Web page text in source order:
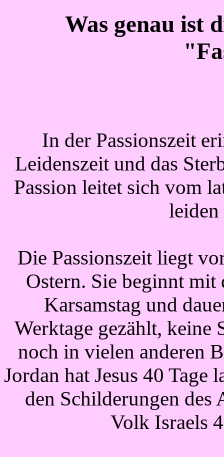
Was genau ist
In der Passionszeit
Leidenszeit und das
Passion leitet sich vom
Die Passionszeit liegt
Ostern. Sie beginnt
Karsamstag und
Werktage gezählt, keine
noch in vielen anderen
Jordan hat Jesus 40 Tage
den Schilderungen des
Volk Israels